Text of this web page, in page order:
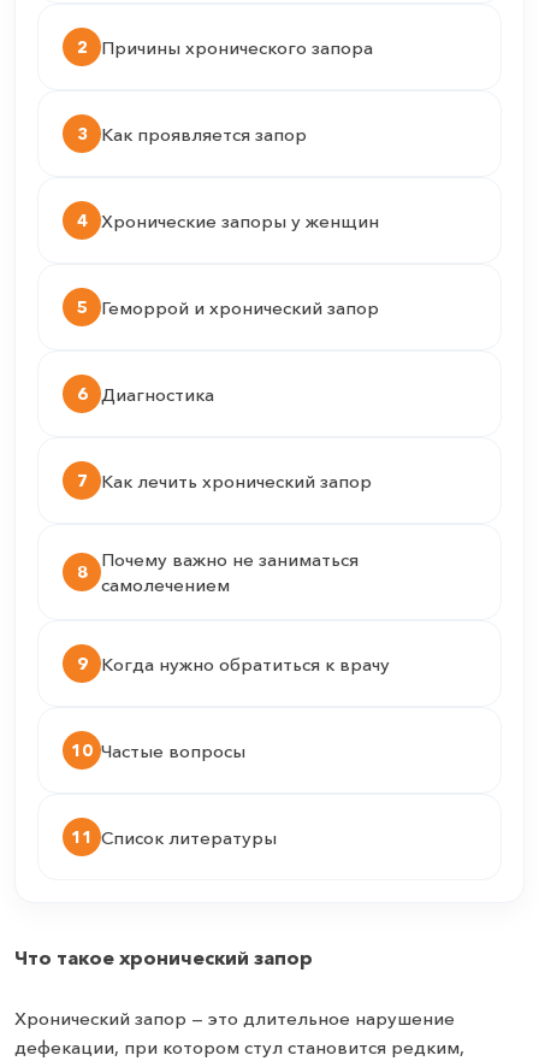
2 Причины хронического запора
3 Как проявляется запор
4 Хронические запоры у женщин
5 Геморрой и хронический запор
6 Диагностика
7 Как лечить хронический запор
8
Почему важно не заниматься
самолечением
9 Когда нужно обратиться к врачу
10 Частые вопросы
11 Список литературы
Что такое хронический запор
Хронический запор — это длительное нарушение
дефекации, при котором стул становится редким,